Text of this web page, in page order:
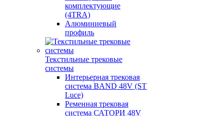
комплектующие
(4TRA)
Алюминиевый
профиль
Текстильные трековые
системы
Интерьерная трековая
система BAND 48V (ST
Luce)
Ременная трековая
система САТОРИ 48V